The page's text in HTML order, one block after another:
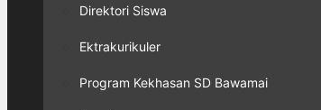
Direktori Siswa
Ektrakurikuler
Program Kekhasan SD Bawamai